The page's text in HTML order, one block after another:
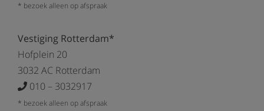
* bezoek alleen op afspraak
Vestiging Rotterdam*
Hofplein 20
3032 AC Rotterdam
010 – 3032917
* bezoek alleen op afspraak